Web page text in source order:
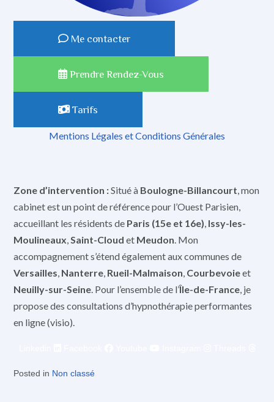
Me contacter
Prendre Rendez-Vous
Tarifs
Mentions Légales et Conditions Générales
Zone d’intervention :Situé à Boulogne-Billancourt , mon
cabinet est un point de référence pour l’Ouest Parisien,
accueillant les résidents de Paris (15e et 16e) Issy-les-
Moulineaux Saint-Cloud et Meudon . Mon
accompagnement s’étend également aux communes de
Versailles Nanterre Rueil-Malmaison Courbevoieet
Neuilly-sur-Seine . Pour l’ensemble de l’Île-de-France , je
propose des consultations d’hypnothérapie performantes
en ligne (visio).
Posted in Non classé